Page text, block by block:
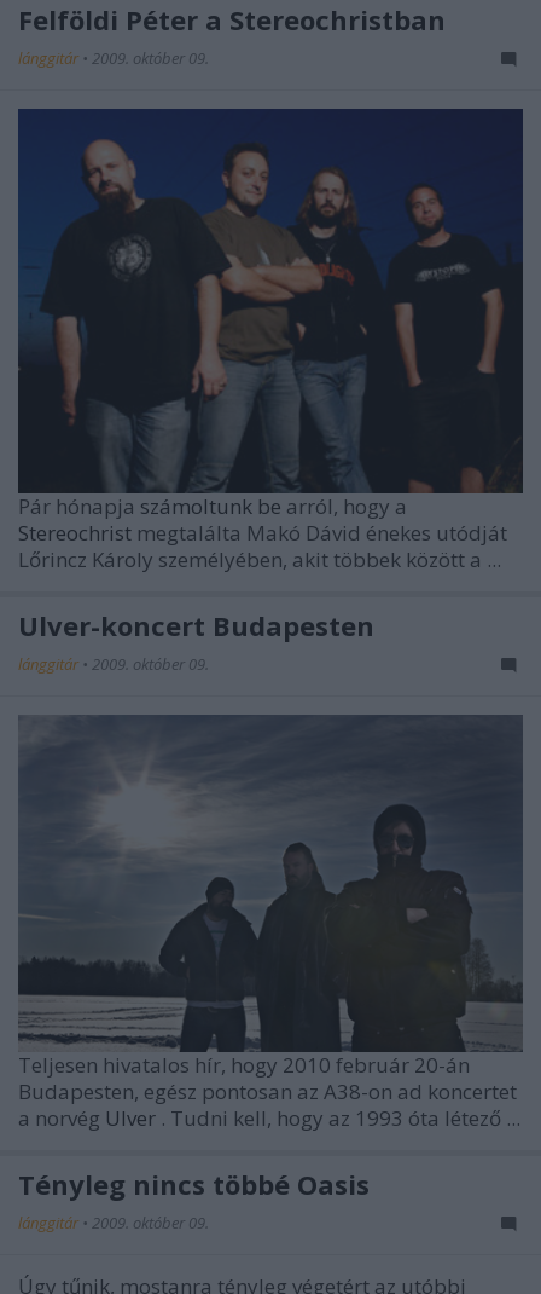
Felföldi Péter a Stereochristban
lánggitár • 2009. október 09.
Pár hónapja számoltunk be arról, hogy a
Stereochrist megtalálta Makó Dávid énekes utódját
Lőrincz Károly személyében, akit többek között a ...
Ulver-koncert Budapesten
lánggitár • 2009. október 09.
Teljesen hivatalos hír, hogy 2010 február 20-án
Budapesten, egész pontosan az A38-on ad koncertet
a norvég Ulver . Tudni kell, hogy az 1993 óta létező ...
Tényleg nincs többé Oasis
lánggitár • 2009. október 09.
Úgy tűnik, mostanra tényleg végetért az utóbbi